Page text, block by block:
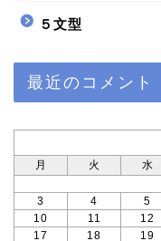
５文型
最近のコメント
月
火 水
3
4 5
10
11 12
17
18 19